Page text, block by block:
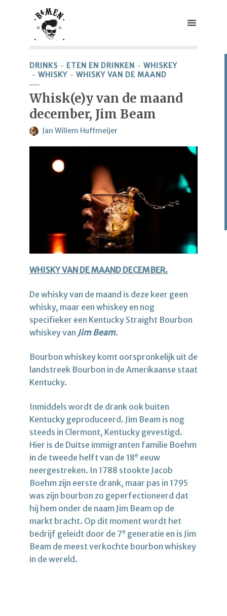
DRINKS ETEN EN DRINKEN
WHISKEY
WHISKY
WHISKY VAN DE MAAND
Whisk(e)y van de maand
december, Jim Beam
Jan Willem Huffmeijer
WHISKY VAN DE MAAND DECEMBER.
De whisky van de maand is deze keer geen
whisky, maar een whiskey en nog
specifieker een Kentucky Straight Bourbon
whiskey van Jim Beam.
Bourbon whiskey komt oorspronkelijk uit de
landstreek Bourbon in de Amerikaanse staat
Kentucky.
Inmiddels wordt de drank ook buiten
Kentucky geproduceerd. Jim Beam is nog
steeds in Clermont, Kentucky gevestigd.
Hier is de Duitse immigranten familie Boehm
in de tweede helft van de 18e eeuw
neergestreken. In 1788 stookte Jacob
Boehm zijn eerste drank, maar pas in 1795
was zijn bourbon zo geperfectioneerd dat
hij hem onder de naam Jim Beam op de
markt bracht. Op dit moment wordt het
bedrijf geleidt door de 7e generatie en is Jim
Beam de meest verkochte bourbon whiskey
in de wereld.